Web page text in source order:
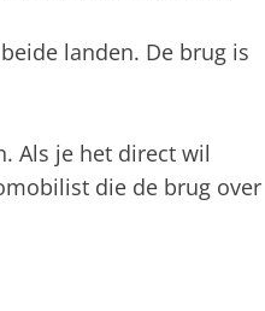
landen. De brug is
Als je het direct wil
die de brug over